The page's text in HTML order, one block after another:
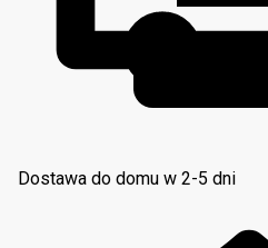
Dostawa do domu w 2-5 dni